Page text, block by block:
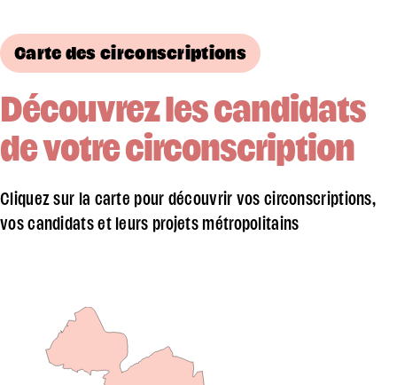
Carte des circonscriptions
Découvrez les candidats
de votre circonscription
Cliquez sur la carte pour découvrir vos circonscriptions,
vos candidats et leurs projets métropolitains